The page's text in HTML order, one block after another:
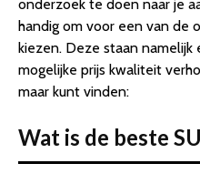
onderzoek te doen naar je
handig om voor een van de
kiezen. Deze staan
mogelijke prijs kwaliteit
maar kunt vinden:
Wat is de beste